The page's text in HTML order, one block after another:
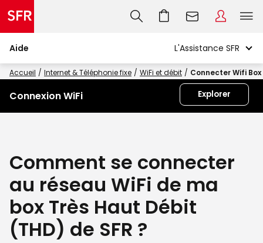
Aide
Accueil Internet & Téléphonie fixe WiFi et débit Connecter Wifi
Connexion WiFi Explorer
Comment se connecter
au réseau WiFi de ma
box Très Haut Débit
(THD) de SFR ?